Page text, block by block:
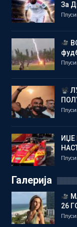
За
ИЏЕ
Галерија
26